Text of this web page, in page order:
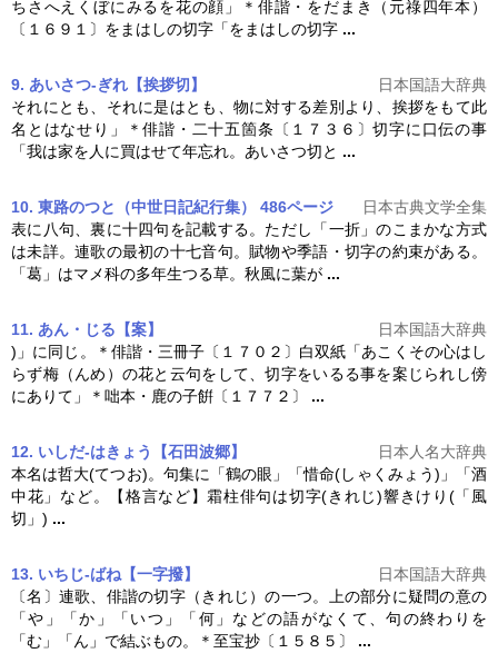
ちさへえくぼにみるを花の顔」＊俳諧・をだまき（元祿四年本）
〔１６９１〕をまはしの切字 「をまはしの切字 ...
9. あいさつ‐ぎれ【挨拶切】
日本国語大辞典
それにとも、それに是はとも、物に対する差別より、挨拶をもて此
名とはなせり」＊俳諧・二十五箇条〔１７３６〕切字に口伝の事
「我は家を人に買はせて年忘れ。あいさつ切と ...
10. 東路のつと（中世日記紀行集） 486ページ
日本古典文学全集
表に八句、裏に十四句を記載する。ただし「一折」のこまかな方式
は未詳。連歌の最初の十七音句。賦物や季語・ 切字の約束がある。
「葛」はマメ科の多年生つる草。秋風に葉が ...
11. あん・じる【案】
日本国語大辞典
)」に同じ。＊俳諧・三冊子〔１７０２〕白双紙「あこくその心はし
らず梅（んめ）の花と云句をして、切字をいるる事を案じられし傍
にありて」＊咄本・鹿の子餠〔１７７２〕 ...
12. いしだ-はきょう【石田波郷】
日本人名大辞典
本名は哲大(てつお)。句集に「鶴の眼」「惜命(しゃくみょう)」「酒
中花」など。【格言など】霜柱俳句は切字(きれじ)響きけり(「風
切」) ...
13. いちじ‐ばね【一字撥】
日本国語大辞典
〔名〕連歌、俳諧の切字 （きれじ）の一つ。上の部分に疑問の意の
「や」「か」「いつ」「何」などの語がなくて、句の終わりを
「む」「ん」で結ぶもの。＊至宝抄〔１５８５〕 ...